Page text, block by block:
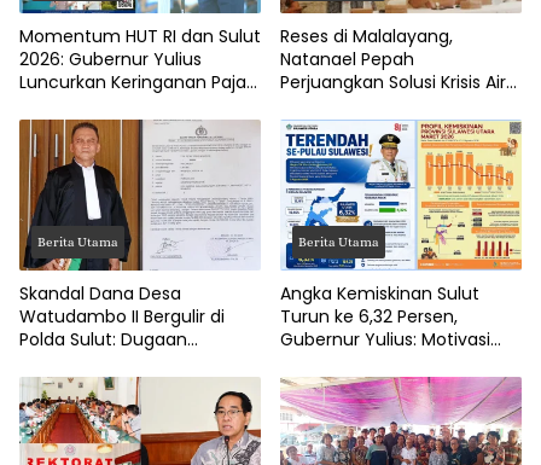
Momentum HUT RI dan Sulut
2026: Gubernur Yulius
Luncurkan Keringanan Pajak
Reses di Malalayang,
Natanael Pepah
Perjuangkan Solusi Krisis Air
DPRD Manado
Berita Utama
Skandal Dana Desa
Watudambo II Bergulir di
Polda Sulut: Dugaan
Hingga Jalan Tani Rp214
Juta
Berita Utama
Angka Kemiskinan Sulut
Turun ke 6,32 Persen,
Gubernur Yulius: Motivasi